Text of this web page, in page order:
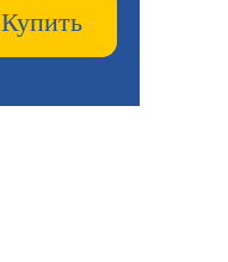
Купить